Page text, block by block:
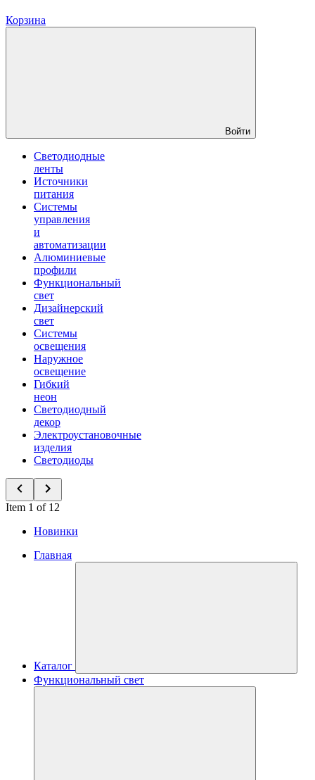
Корзина
Войти
Светодиодные
ленты
Источники
питания
Системы
управления
и
автоматизации
Алюминиевые
профили
Функциональный
свет
Дизайнерский
свет
Системы
освещения
Наружное
освещение
Гибкий
неон
Светодиодный
декор
Электроустановочные
изделия
Светодиоды
Item 1 of 12
Новинки
Главная
Каталог
Функциональный свет